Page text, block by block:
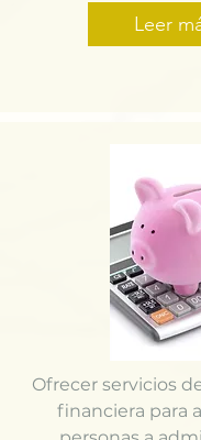
Leer
Ofrecer servicios
financiera para